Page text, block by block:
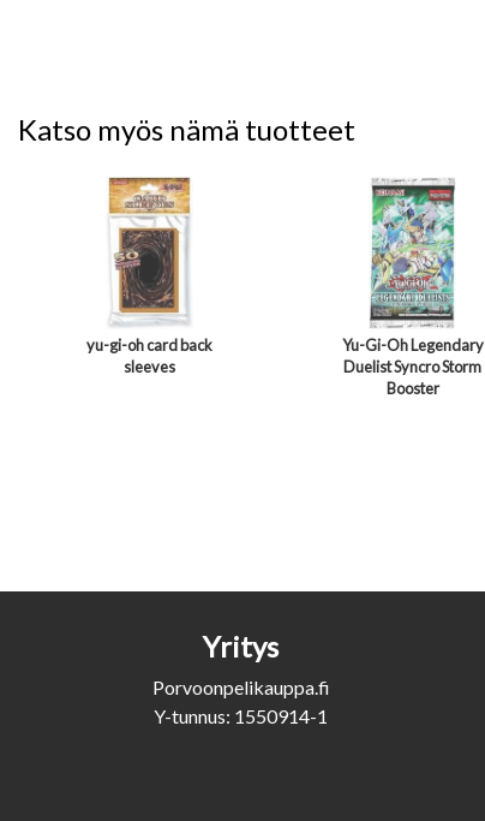
Katso myös nämä tuotteet
yu-gi-oh card back
sleeves
Yu-Gi-Oh Legendary
Duelist Syncro Storm
Booster
Yritys
Porvoonpelikauppa.fi
Y-tunnus: 1550914-1